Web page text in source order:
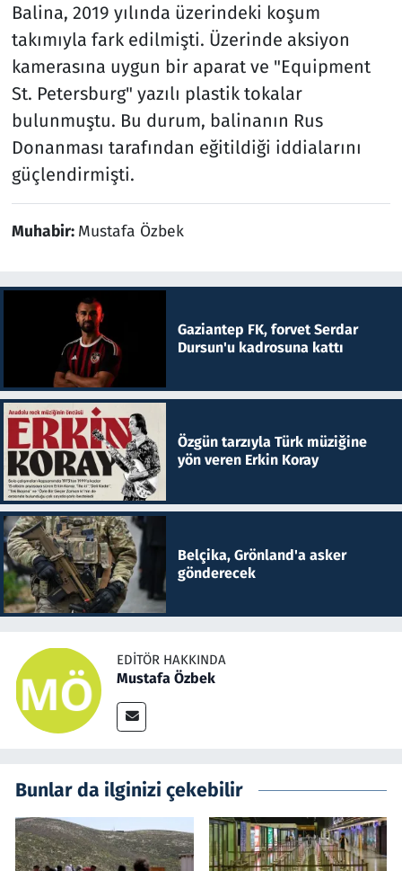
Balina, 2019 yılında üzerindeki koşum
takımıyla fark edilmişti. Üzerinde aksiyon
kamerasına uygun bir aparat ve "Equipment
St. Petersburg" yazılı plastik tokalar
bulunmuştu. Bu durum, balinanın Rus
Donanması tarafından eğitildiği iddialarını
güçlendirmişti.
Muhabir: Mustafa Özbek
Gaziantep FK, forvet Serdar
Dursun'u kadrosuna kattı
Özgün tarzıyla Türk müziğine
yön veren Erkin Koray
Belçika, Grönland'a asker
gönderecek
EDITÖR HAKKINDA
Mustafa Özbek
Bunlar da ilginizi çekebilir